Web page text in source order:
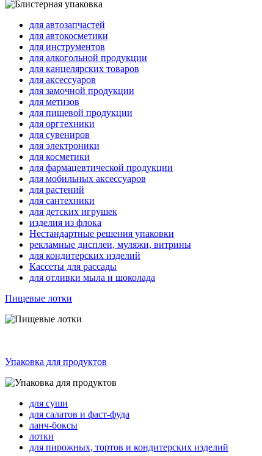
для автозапчастей
для автокосметики
для инструментов
для алкогольной продукции
для канцелярских товаров
для аксессуаров
для замочной продукции
для метизов
для пищевой продукции
для оргтехники
для сувениров
для электроники
для косметики
для фармацевтической продукции
для мобильных аксессуаров
для растений
для сантехники
для детских игрушек
изделия из флока
Нестандартные решения упаковки
рекламные дисплеи, муляжи, витрины
для кондитерских изделий
Кассеты для рассады
для отливки мыла и шоколада
Пищевые лотки
Упаковка для продуктов
для суши
для салатов и фаст-фуда
ланч-боксы
лотки
для пирожных, тортов и кондитерских изделий